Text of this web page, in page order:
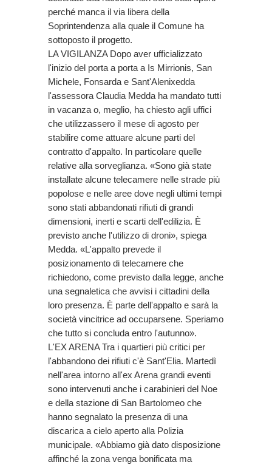
perché manca il via libera della
Soprintendenza alla quale il Comune ha
sottoposto il progetto.
LA VIGILANZA Dopo aver ufficializzato
l'inizio del porta a porta a Is Mirrionis, San
Michele, Fonsarda e Sant'Alenixedda
l'assessora Claudia Medda ha mandato tutti
in vacanza o, meglio, ha chiesto agli uffici
che utilizzassero il mese di agosto per
stabilire come attuare alcune parti del
contratto d'appalto. In particolare quelle
relative alla sorveglianza. «Sono già state
installate alcune telecamere nelle strade più
popolose e nelle aree dove negli ultimi tempi
sono stati abbandonati rifiuti di grandi
dimensioni, inerti e scarti dell'edilizia. È
previsto anche l'utilizzo di droni», spiega
Medda. «L'appalto prevede il
posizionamento di telecamere che
richiedono, come previsto dalla legge, anche
una segnaletica che avvisi i cittadini della
loro presenza. È parte dell'appalto e sarà la
società vincitrice ad occuparsene. Speriamo
che tutto si concluda entro l'autunno».
L'EX ARENA Tra i quartieri più critici per
l'abbandono dei rifiuti c'è Sant'Elia. Martedì
nell'area intorno all'ex Arena grandi eventi
sono intervenuti anche i carabinieri del Noe
e della stazione di San Bartolomeo che
hanno segnalato la presenza di una
discarica a cielo aperto alla Polizia
municipale. «Abbiamo già dato disposizione
affinché la zona venga bonificata ma